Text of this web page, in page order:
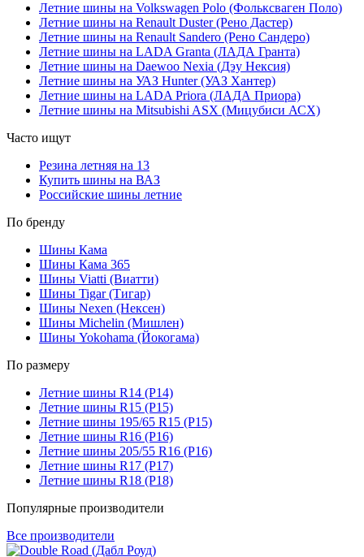
Летние шины на Volkswagen Polo (Фольксваген Поло)
Летние шины на Renault Duster (Рено Дастер)
Летние шины на Renault Sandero (Рено Сандеро)
Летние шины на LADA Granta (ЛАДА Гранта)
Летние шины на Daewoo Nexia (Дэу Нексия)
Летние шины на УАЗ Hunter (УАЗ Хантер)
Летние шины на LADA Priora (ЛАДА Приора)
Летние шины на Mitsubishi ASX (Мицубиси АСХ)
Часто ищут
Резина летняя на 13
Купить шины на ВАЗ
Российские шины летние
По бренду
Шины Кама
Шины Кама 365
Шины Viatti (Виатти)
Шины Tigar (Тигар)
Шины Nexen (Нексен)
Шины Michelin (Мишлен)
Шины Yokohama (Йокогама)
По размеру
Летние шины R14 (Р14)
Летние шины R15 (Р15)
Летние шины 195/65 R15 (Р15)
Летние шины R16 (Р16)
Летние шины 205/55 R16 (Р16)
Летние шины R17 (Р17)
Летние шины R18 (Р18)
Популярные производители
Все производители